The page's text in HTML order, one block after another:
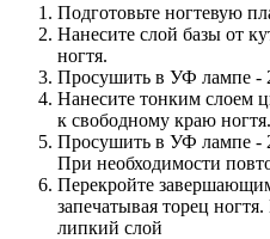
Подготовьте ногтевую
Нанесите слой базы от
ногтя.
Просушить в УФ лампе -
Нанесите тонким слоем
к свободному краю ногтя.
Просушить в УФ лампе -
При необходимости
Перекройте
запечатывая торец
липкий слой